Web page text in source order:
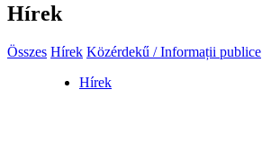
Hírek
Összes Hírek Közérdekű / Informații publice
Hírek